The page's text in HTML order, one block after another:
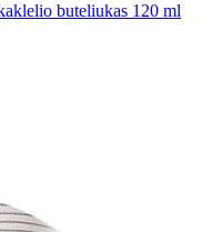
buteliukas 120 ml